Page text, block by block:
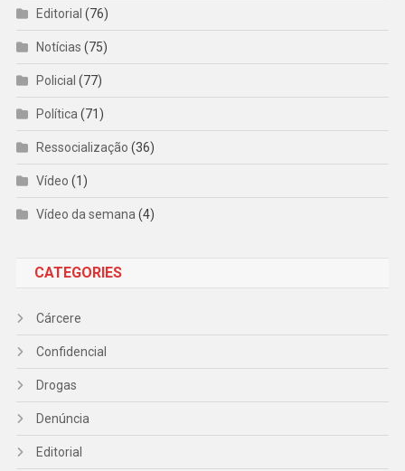
Editorial (76)
Notícias (75)
Policial (77)
Política(71)
Ressocialização (36)
Vídeo (1)
Vídeo da semana(4)
CATEGORIES
Cárcere
Confidencial
Drogas
Denúncia
Editorial